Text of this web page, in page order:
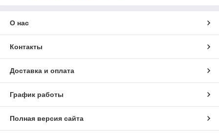
О нас
Контакты
Доставка и оплата
График работы
Полная версия сайта